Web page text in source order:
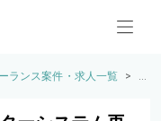
ランス案件・求人一覧 >
【S